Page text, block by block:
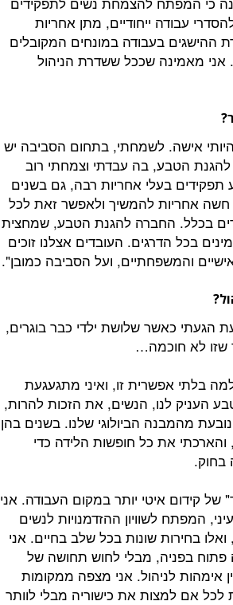
עבודה ייחודיים, מתן אחריות
ההישגים בעבודה במונחים המקובלים
אני מאמינה שככל ששדרת הניהול
אישה. לשמחתי, בתחום הסביבה יש
הטבע, בה עבדתי וצמחתי רוב
בעלי אחריות רבה, גם בשנים
חשה אחריות להמשיך ולאפשר זאת לכל
בכלל. החברה להגנת הטבע, שמחצית
בכל הדרגים. העובדים אצלנו זוכים
והמשפחתיים, ועל הסביבה כמובן".
כאשר שלושת ילדי כבר בוגרים,
בלתי אפשרית זו, ואיני מתגעגעת
העניק לנו, הנשים, את הזכות להרות,
מהמבנה הביולוגי שלנו. בשנים בהן
והארכתי את כל חופשות הלידה כדי
בחוק.
של קידום איטי יותר במקום העבודה. אני
המפתח לשוויון ההזדמנויות לנשים
בחירות שונות בכל שלב בחיים. אני
בפניה, מבלי לחוש תחושה של
אימהות לניהול. אני מצפה ממקומות
אם למצות את כישוריה מבלי לוותר